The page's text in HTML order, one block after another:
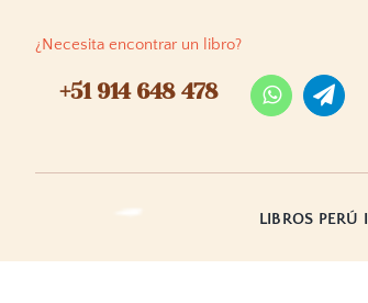
content
¿Necesita encontrar un libro?
+51 914 648 478
LIBROS PERÚ I